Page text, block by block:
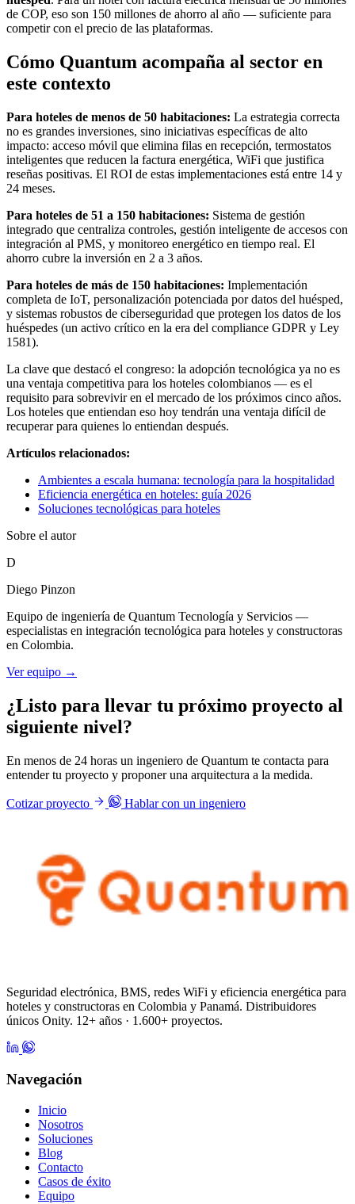
de COP, eso son 150 millones de ahorro al año — suficiente para
competir con el precio de las plataformas.
Cómo Quantum acompaña al sector en
este contexto
Para hoteles de menos de 50 habitaciones: La estrategia correcta
no es grandes inversiones, sino iniciativas específicas de alto
impacto: acceso móvil que elimina filas en recepción, termostatos
inteligentes que reducen la factura energética, WiFi que justifica
reseñas positivas. El ROI de estas implementaciones está entre 14 y
24 meses.
Para hoteles de 51 a 150 habitaciones: Sistema de gestión
integrado que centraliza controles, gestión inteligente de accesos con
integración al PMS, y monitoreo energético en tiempo real. El
ahorro cubre la inversión en 2 a 3 años.
Para hoteles de más de 150 habitaciones: Implementación
completa de IoT, personalización potenciada por datos del huésped,
y sistemas robustos de ciberseguridad que protegen los datos de los
huéspedes (un activo crítico en la era del compliance GDPR y Ley
1581).
La clave que destacó el congreso: la adopción tecnológica ya no es
una ventaja competitiva para los hoteles colombianos — es el
requisito para sobrevivir en el mercado de los próximos cinco años.
Los hoteles que entiendan eso hoy tendrán una ventaja difícil de
recuperar para quienes lo entiendan después.
Artículos relacionados:
Ambientes a escala humana: tecnología para la hospitalidad
Eficiencia energética en hoteles: guía 2026
Soluciones tecnológicas para hoteles
Sobre el autor
D
Diego Pinzon
Equipo de ingeniería de Quantum Tecnología y Servicios —
especialistas en integración tecnológica para hoteles y constructoras
en Colombia.
Ver equipo →
¿Listo para llevar tu próximo proyecto al
siguiente nivel?
En menos de 24 horas un ingeniero de Quantum te contacta para
entender tu proyecto y proponer una arquitectura a la medida.
Cotizar proyecto Hablar con un ingeniero
Seguridad electrónica, BMS, redes WiFi y eficiencia energética para
hoteles y constructoras en Colombia y Panamá. Distribuidores
únicos Onity. 12+ años · 1.600+ proyectos.
Navegación
Inicio
Nosotros
Soluciones
Blog
Contacto
Casos de éxito
Equipo